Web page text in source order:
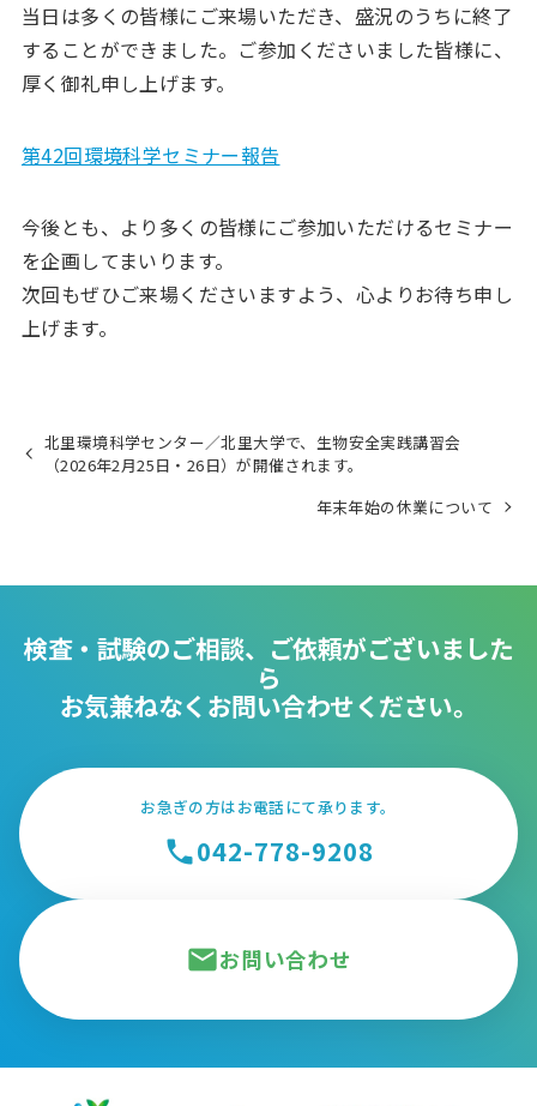
当日は多くの皆様にご来場いただき、盛況のうちに終了
することができました。ご参加くださいました皆様に、
厚く御礼申し上げます。
第42回環境科学セミナー報告
今後とも、より多くの皆様にご参加いただけるセミナー
を企画してまいります。
次回もぜひご来場くださいますよう、心よりお待ち申し
上げます。
北里環境科学センター／北里大学で、生物安全実践講習会
（2026年2月25日・26日）が開催されます。
年末年始の休業について
検査・試験のご相談、ご依頼がございました
ら
お気兼ねなくお問い合わせください。
お急ぎの方はお電話にて承ります。
phone042-778-9208
mailお問い合わせ